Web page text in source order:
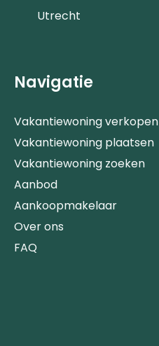
Utrecht
Navigatie
Vakantiewoning verkopen
Vakantiewoning plaatsen
Vakantiewoning zoeken
Aanbod
Aankoopmakelaar
Over ons
FAQ